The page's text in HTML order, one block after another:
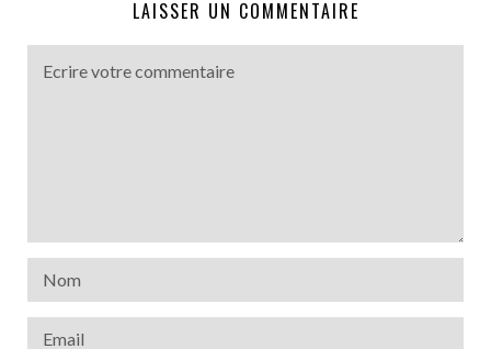
LAISSER UN COMMENTAIRE